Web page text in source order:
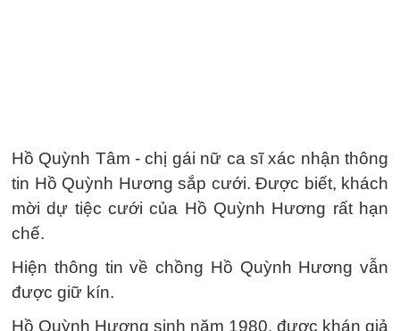
Hồ Quỳnh Tâm - chị gái nữ ca sĩ xác nhận thông
tin Hồ Quỳnh Hương sắp cưới. Được biết, khách
mời dự tiệc cưới của Hồ Quỳnh Hương rất hạn
chế.
Hiện thông tin về chồng Hồ Quỳnh Hương vẫn
được giữ kín.
Hồ Quỳnh Hương sinh năm 1980, được khán giả